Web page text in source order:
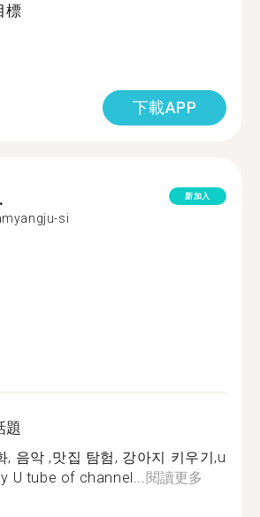
標
下載APP
si
新加入
題
, 음악 ,맛집 탐험, 강아지 키우기,u
U tube of channel... 閱讀更多